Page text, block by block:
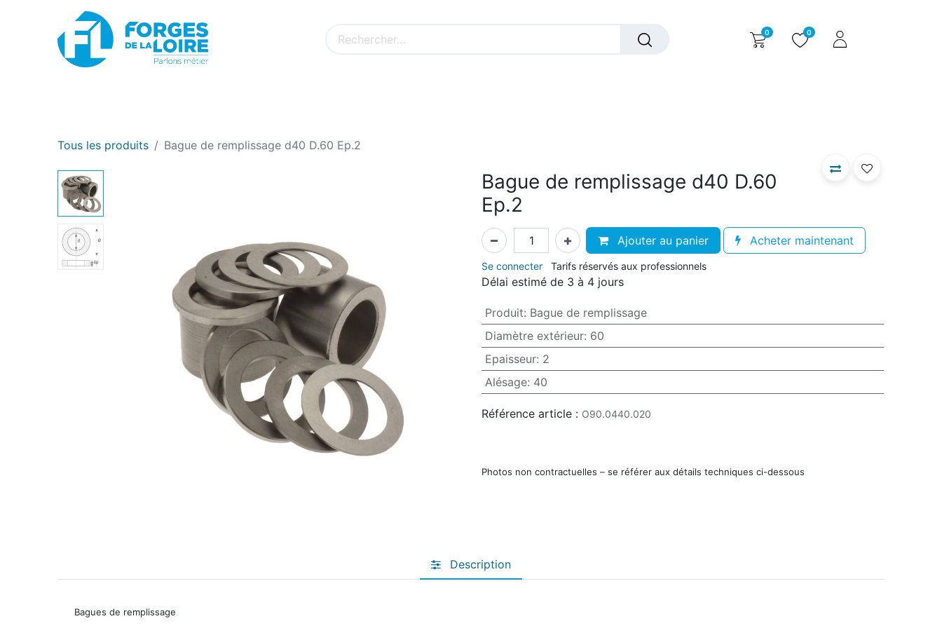
0 0
Tous les produits Bague de remplissage d40 D.60 Ep.2
Bague de remplissage d40 D.60
Ep.2
Ajouter au panier Acheter maintenant
Se connecter Tarifs réservés aux professionnels
Délai estimé de 3 à 4 jours
Produit: Bague de remplissage
Diamètre extérieur: 60
Epaisseur: 2
Alésage: 40
Référence article : O90.0440.020
Photos non contractuelles – se référer aux détails techniques ci-dessous
Description
Bagues de remplissage